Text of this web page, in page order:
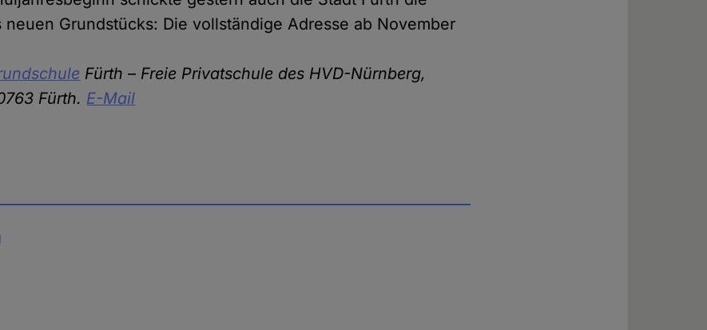
neuen Grundstücks: Die vollständige Adresse ab November
Fürth – Freie Privatschule des HVD-Nürnberg,
Fürth. E-Mail